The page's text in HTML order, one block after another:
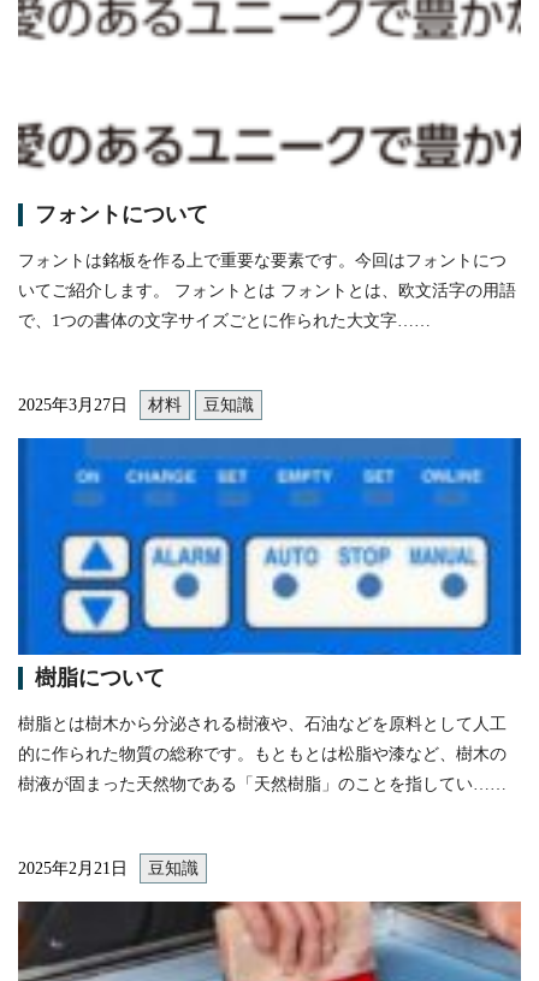
フォントについて
フォントは銘板を作る上で重要な要素です。今回はフォントにつ
いてご紹介します。 フォントとは フォントとは、欧文活字の用語
で、1つの書体の文字サイズごとに作られた大文字……
2025年3月27日 材料 豆知識
樹脂について
樹脂とは樹木から分泌される樹液や、石油などを原料として人工
的に作られた物質の総称です。もともとは松脂や漆など、樹木の
樹液が固まった天然物である「天然樹脂」のことを指してい……
2025年2月21日 豆知識